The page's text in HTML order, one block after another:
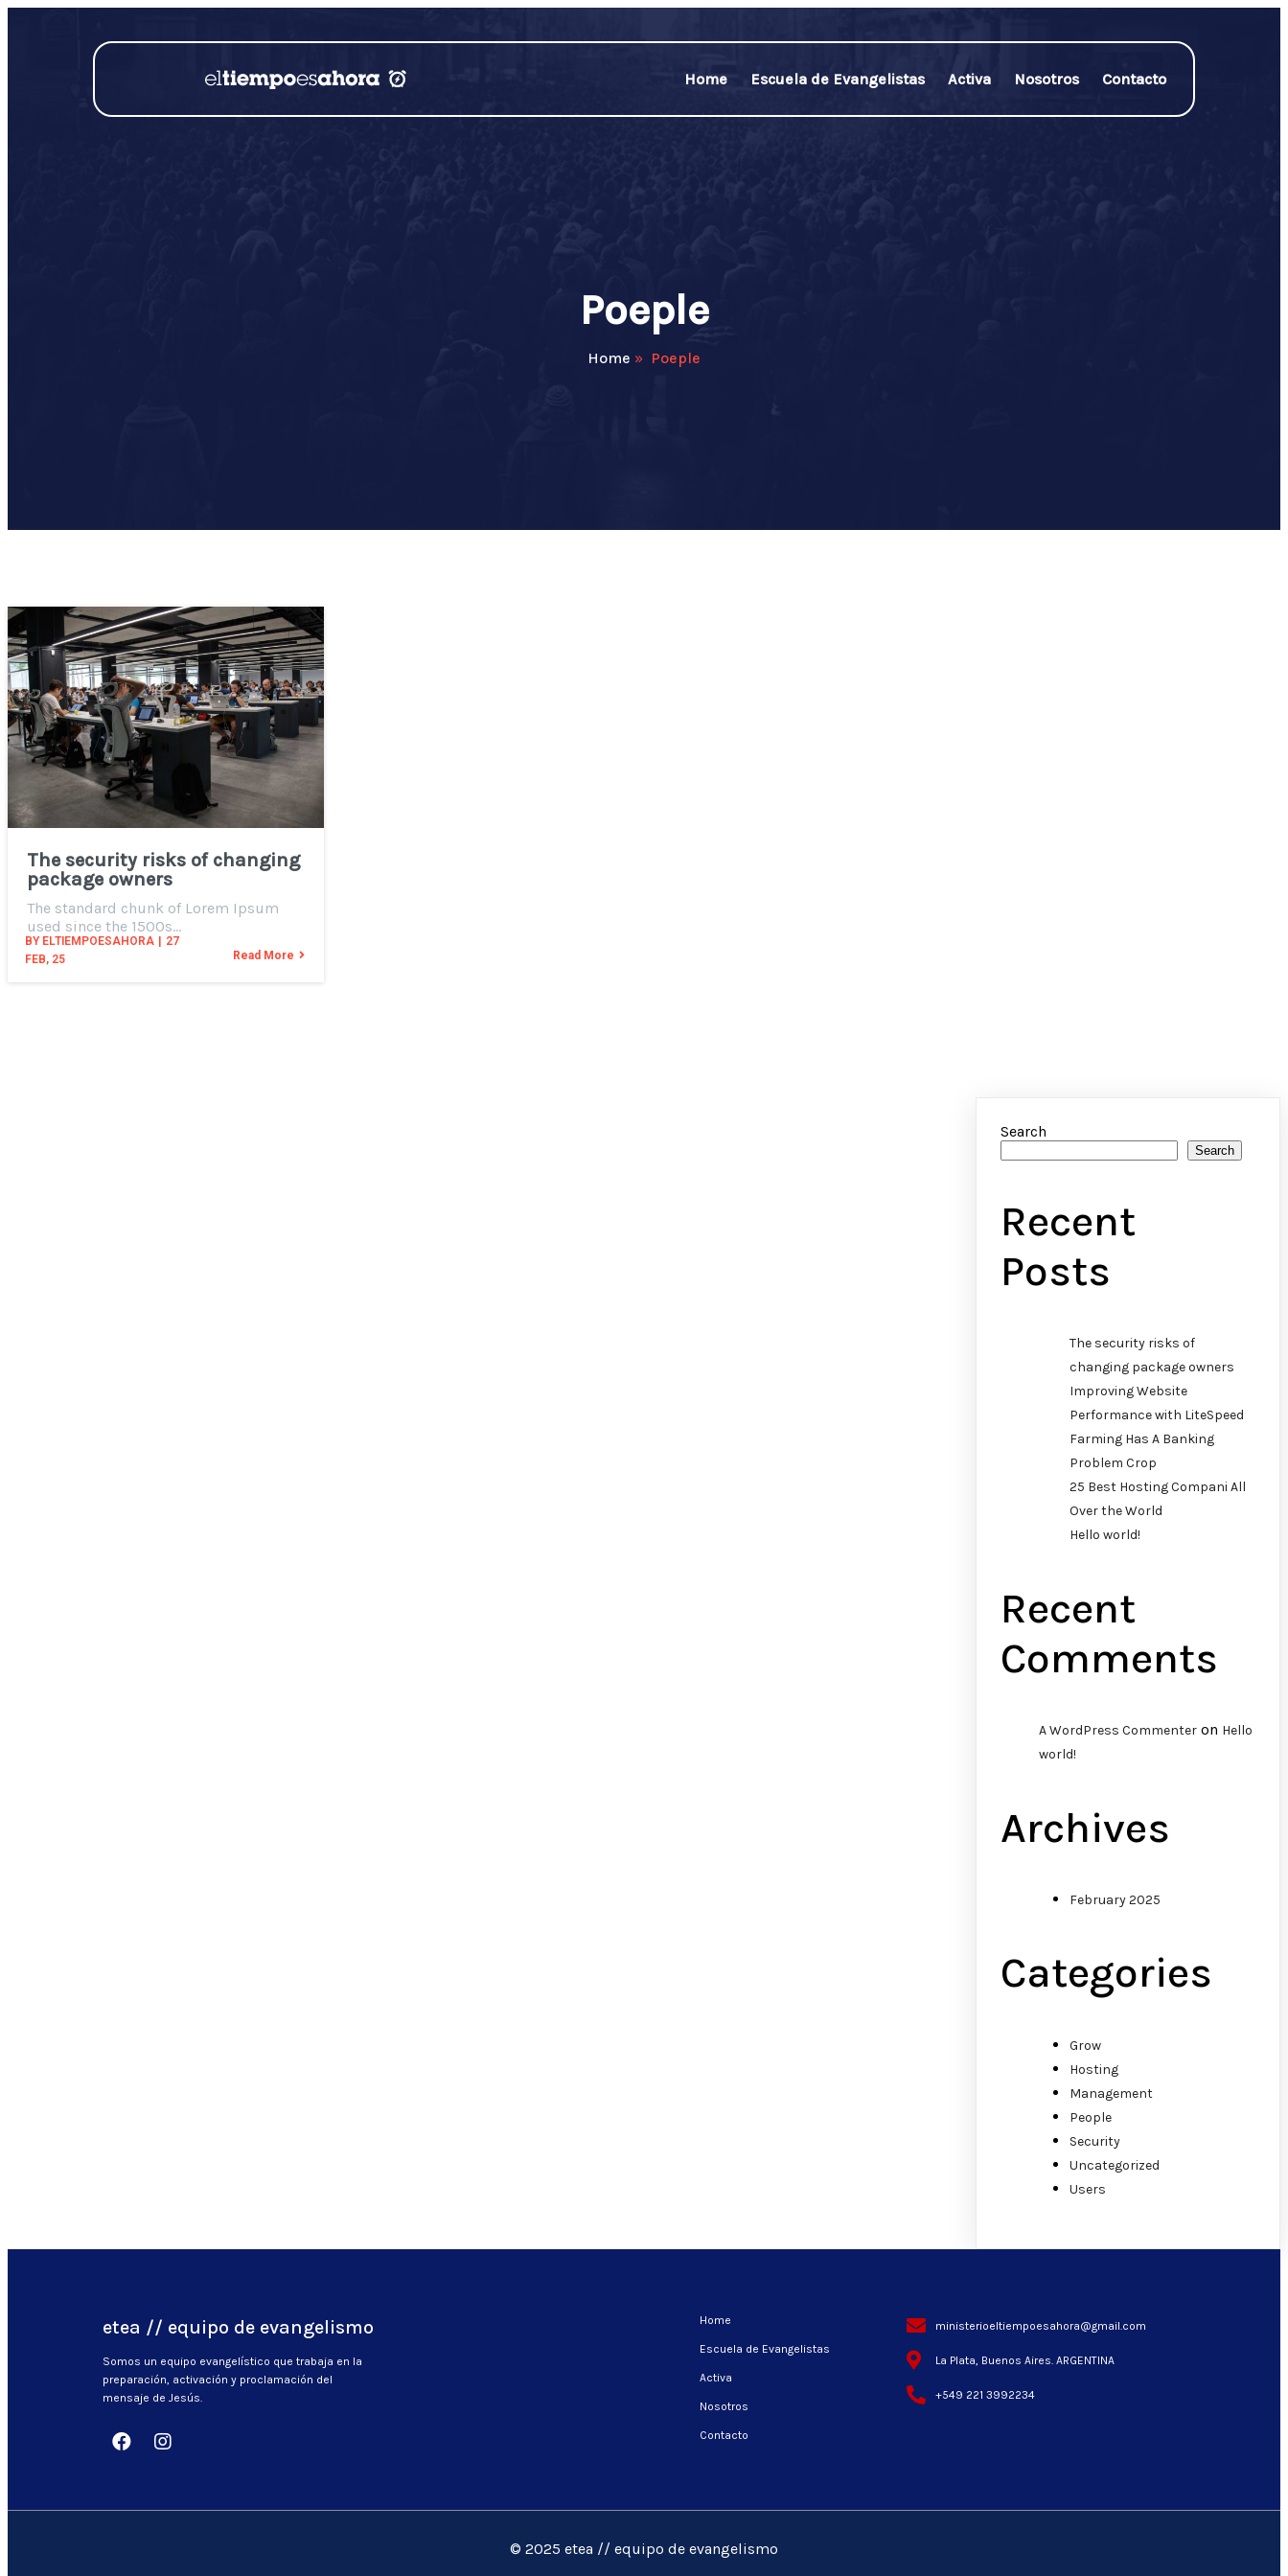
Home Escuela de Evangelistas Activa Nosotros Contacto
Poeple
Home » Poeple
The security risks of changing
package owners
BY ELTIEMPOESAHORA | 27
FEB, 25
The standard chunk of Lorem Ipsum
used since the 1500s…
Read More
Search
Search
Recent
Posts
The security risks of
changing package owners
Improving Website
Performance with LiteSpeed
Farming Has A Banking
Problem Crop
25 Best Hosting Compani All
Over the World
Hello world!
Recent
Comments
A WordPress Commenter on Hello
world!
Archives
February 2025
Categories
Grow
Hosting
Management
People
Security
Uncategorized
Users
etea // equipo de evangelismo
Somos un equipo evangelístico que trabaja en la
preparación, activación y proclamación del
mensaje de Jesús.
Home
Escuela de Evangelistas
Activa
Nosotros
Contacto
ministerioeltiempoesahora@gmail.com
La Plata, Buenos Aires. ARGENTINA
+549 221 3992234
© 2025 etea // equipo de evangelismo